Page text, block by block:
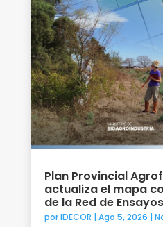
Plan Provincial
actualiza el mapa
de la Red de Ensayos
porIDECOR | Ago 5, 2026 |